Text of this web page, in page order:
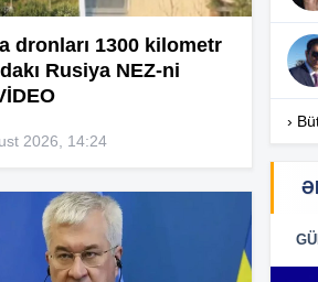
dronları 1300 kilometr
Rusiya NEZ-ni
2026, 14:24
›